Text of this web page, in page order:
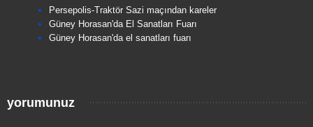
Persepolis-Traktör Sazi maçından kareler
Güney Horasan'da El Sanatları Fuarı
Güney Horasan'da el sanatları fuarı
yorumunuz